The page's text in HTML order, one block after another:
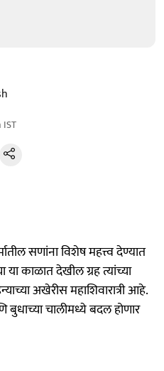
IST
सणांना विशेष महत्त्व देण्यात
या काळात देखील ग्रह त्यांच्या
अखेरीस महाशिवारात्री आहे.
बुधाच्या चालीमध्ये बदल होणार